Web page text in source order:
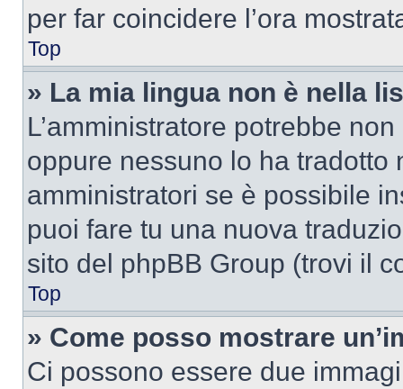
per far coincidere l’ora
Top
» La mia lingua non è nella
L’amministratore potrebbe
oppure nessuno lo ha
amministratori se è possibile
puoi fare tu una nuova
sito del phpBB Group (trovi il
Top
» Come posso mostrare
Ci possono essere due